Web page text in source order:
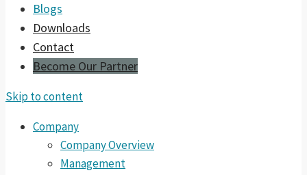
Blogs
Downloads
Contact
Become Our Partner
Skip to content
Company
Company Overview
Management